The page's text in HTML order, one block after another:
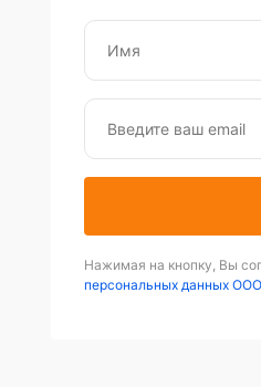
Нажимая на кнопку, Вы
персональных данных